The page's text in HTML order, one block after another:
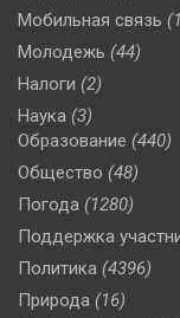
Мобильная связь
Молодежь (44)
Налоги (2)
Наука (3)
Образование (440)
Общество (48)
Погода (1280)
Поддержка
Политика (4396)
Природа (16)